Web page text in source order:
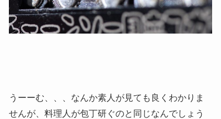
うーーむ、、、なんか素人が見ても良くわかりま
せんが、料理人が包丁研ぐのと同じなんでしょう